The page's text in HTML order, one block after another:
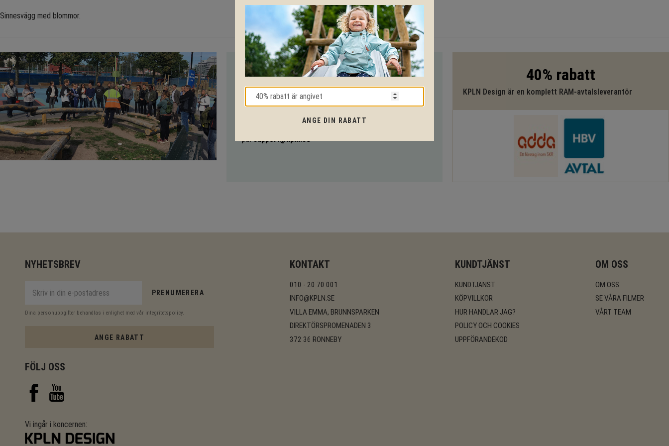
Sinnesvägg med blommor.
VI HJÄLPER DIG HELA VÄGEN!
Med vår mångåriga kunskap från produkter till säkerhet och
tekniska lösningar så hjälper vi dig igenom hela projektet.
på:support@kpln.se
40% rabatt
KPLN Design är en komplett RAM-avtalsleverantör
NYHETSBREV
PRENUMERERA
Dina personuppgifter behandlas i enlighet med vår integritetspolicy.
ANGE RABATT
KONTAKT
010 - 20 70 001
INFO@KPLN.SE
VILLA EMMA, BRUNNSPARKEN
DIREKTÖRSPROMENADEN 3
372 36 RONNEBY
KUNDTJÄNST
KUNDTJÄNST
KÖPVILLKOR
HUR HANDLAR JAG?
POLICY OCH COOKIES
UPPFÖRANDEKOD
OM OSS
OM OSS
SE VÅRA FILMER
VÅRT TEAM
FÖLJ OSS
Vi ingår i koncernen:
ANGE DIN RABATT